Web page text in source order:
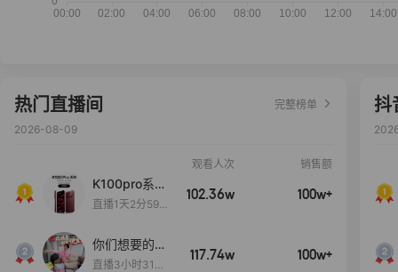
热门直播间
完整榜单
2026-08-09
观看人次 销售额
K100pro系列
新品预约中~
直播1天2分59
102.36w 100w+
你们想要的
包！终于来
直播3小时31分
117.74w 100w+
抖